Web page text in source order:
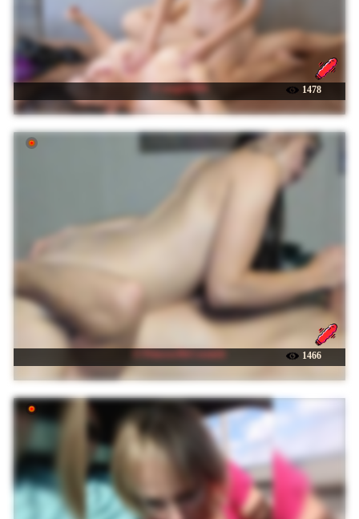
☉ sosgirl1994 1478
☉ PrincessMcCormick 1466